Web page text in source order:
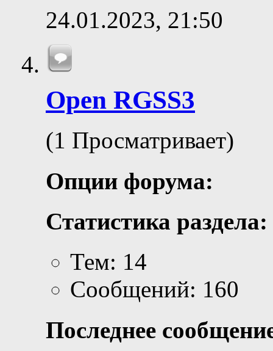
24.01.2023, 21:50
Open RGSS3
(1 Просматривает)
Опции форума:
Статистика раздела:
Тем: 14
Сообщений: 160
Последнее